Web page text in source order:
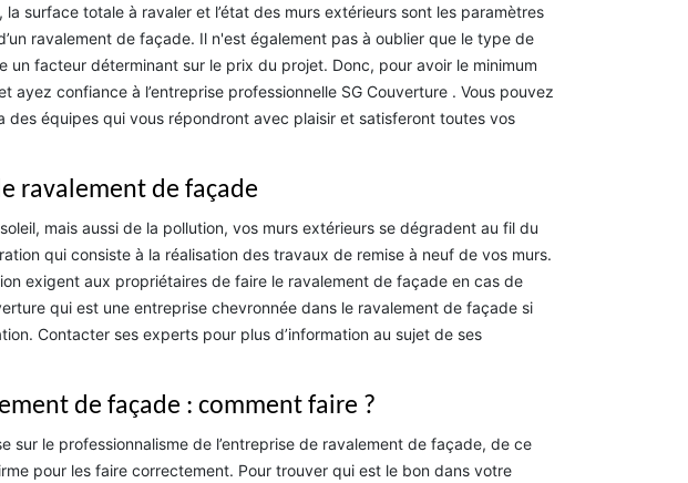
surface totale à ravaler et l’état des murs extérieurs sont les paramètres
ravalement de façade. Il n'est également pas à oublier que le type de
un facteur déterminant sur le prix du projet. Donc, pour avoir le minimum
confiance à l’entreprise professionnelle SG Couverture . Vous pouvez
des équipes qui vous répondront avec plaisir et satisferont toutes vos
ravalement de façade
mais aussi de la pollution, vos murs extérieurs se dégradent au fil du
qui consiste à la réalisation des travaux de remise à neuf de vos murs.
exigent aux propriétaires de faire le ravalement de façade en cas de
qui est une entreprise chevronnée dans le ravalement de façade si
Contacter ses experts pour plus d’information au sujet de ses
de façade : comment faire ?
sur le professionnalisme de l’entreprise de ravalement de façade, de ce
pour les faire correctement. Pour trouver qui est le bon dans votre